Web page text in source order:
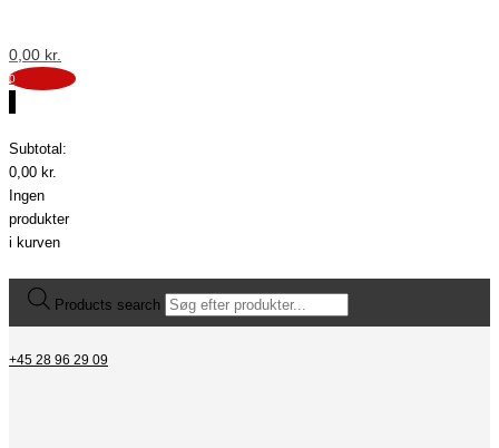
0,00 kr.
0
Subtotal:
0,00 kr.
Ingen
produkter
i kurven
Products search
+45 28 96 29 09